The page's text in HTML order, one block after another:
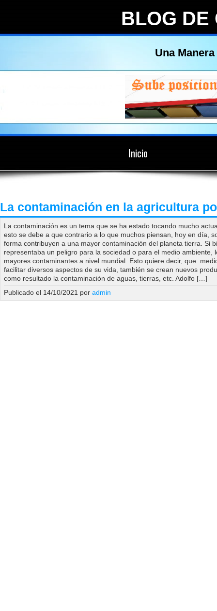
BLOG DE
Una
Inicio
La contaminación en la agricultura
La contaminación es un tema que se ha estado tocando mucho
esto se debe a que contrario a lo que muchos piensan, hoy en día,
forma contribuyen a una mayor contaminación del planeta tierra. Si
representaba un peligro para la sociedad o para el medio ambiente,
mayores contaminantes a nivel mundial. Esto quiere decir, que
facilitar diversos aspectos de su vida, también se crean nuevos
como resultado la contaminación de aguas, tierras, etc. Adolfo […]
Publicado el 14/10/2021 por admin